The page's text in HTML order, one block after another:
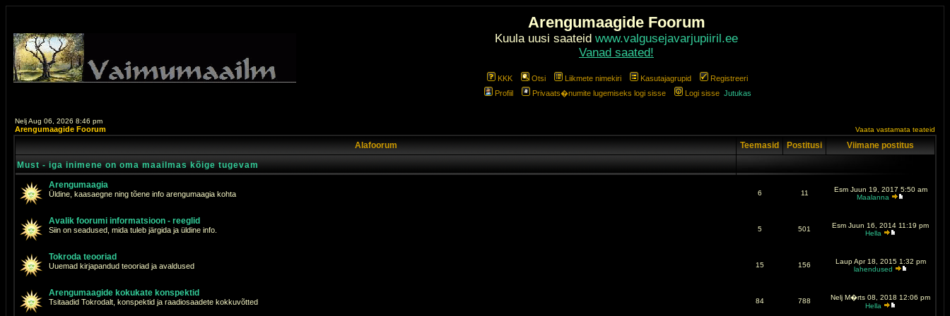
Arengumaagide Foorum
Kuula uusi saateid www.valgusejavarjupiiril.ee
Vanad saated!
KKK Otsi Liikmete nimekiri Kasutajagrupid
Registreeri
Profiil
Privaats�numite lugemiseks logi sisse Logi sisse Jutukas
Nelj Aug 06, 2026 8:46 pm
Arengumaagide Foorum Vaata vastamata teateid
Alafoorum Teemasid Postitusi
Viimane postitus
Must - iga inimene on oma maailmas kõige tugevam
Arengumaagia
Üldine, kaasaegne ning tõene info arengumaagia kohta 6 11
Esm Juun 19, 2017 5:50 am
Maalanna
Avalik foorumi informatsioon - reeglid
Siin on seadused, mida tuleb järgida ja üldine info. 5 501
Esm Juun 16, 2014 11:19 pm
Hella
Tokroda teooriad
Uuemad kirjapandud teooriad ja avaldused 15 156
Laup Apr 18, 2015 1:32 pm
lahendused
Arengumaagide kokukate konspektid
Tsitaadid Tokrodalt, konspektid ja raadiosaadete kokkuvõtted 84 788
Nelj M�rts 08, 2018 12:06 pm
Hella